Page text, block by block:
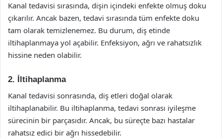
Kanal tedavisi sırasında, dişin içindeki enfekte olmuş doku
çıkarılır. Ancak bazen, tedavi sırasında tüm enfekte doku
tam olarak temizlenemez. Bu durum, diş etinde
iltihaplanmaya yol açabilir. Enfeksiyon, ağrı ve rahatsızlık
hissine neden olabilir.
2. İltihaplanma
Kanal tedavisi sonrasında, diş etleri doğal olarak
iltihaplanabilir. Bu iltihaplanma, tedavi sonrası iyileşme
sürecinin bir parçasıdır. Ancak, bu süreçte bazı hastalar
rahatsız edici bir ağrı hissedebilir.